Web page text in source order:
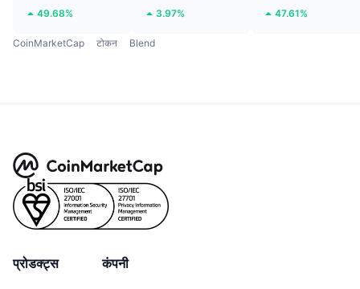
49.68% 3.97% 47.61%
CoinMarketCap टोकन Blend
प्रोडक्ट्स कंपनी